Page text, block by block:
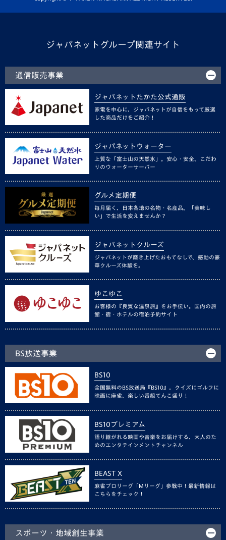
ジャパネットグループ関連サイト
通信販売事業
ジャパネットたかた公式通販
家電を中心に、ジャパネットが自信をもって厳選
した商品だけをご紹介！
ジャパネットウォーター
上質な「富士山の天然水」。安心・安全、こだわ
りのウォーターサーバー
グルメ定期便
毎月届く、日本各地の名物・名産品。「美味し
い」で生活を変えませんか？
ジャパネットクルーズ
ジャパネットが磨き上げたおもてなしで、感動の豪
華クルーズ体験を。
ゆこゆこ
お客様の『良質な温泉旅』をお手伝い。国内の旅
館・宿・ホテルの宿泊予約サイト
BS放送事業
BS10
全国無料のBS放送局『BS10』。クイズにゴルフに
映画に麻雀、楽しい番組てんこ盛り！
BS10プレミアム
語り継がれる映画や音楽をお届けする、大人のた
めのエンタテインメントチャンネル
BEAST X
麻雀プロリーグ「Mリーグ」参戦中！最新情報は
こちらをチェック！
スポーツ・地域創生事業